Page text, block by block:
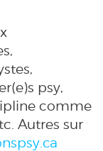
psy,
comme
Autres sur